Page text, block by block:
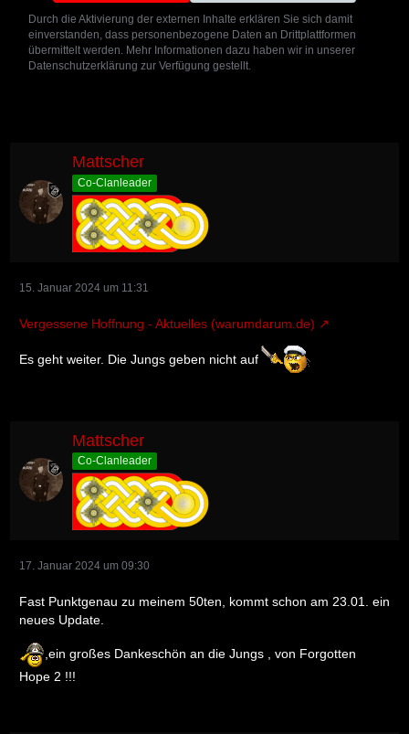
Durch die Aktivierung der externen Inhalte erklären Sie sich damit
einverstanden, dass personenbezogene Daten an Drittplattformen
übermittelt werden. Mehr Informationen dazu haben wir in unserer
Datenschutzerklärung zur Verfügung gestellt.
Mattscher
Co-Clanleader
15. Januar 2024 um 11:31
Vergessene Hoffnung - Aktuelles (warumdarum.de)
Es geht weiter. Die Jungs geben nicht auf
Mattscher
Co-Clanleader
17. Januar 2024 um 09:30
Fast Punktgenau zu meinem 50ten, kommt schon am 23.01. ein
neues Update.
,ein großes Dankeschön an die Jungs , von Forgotten
Hope 2 !!!